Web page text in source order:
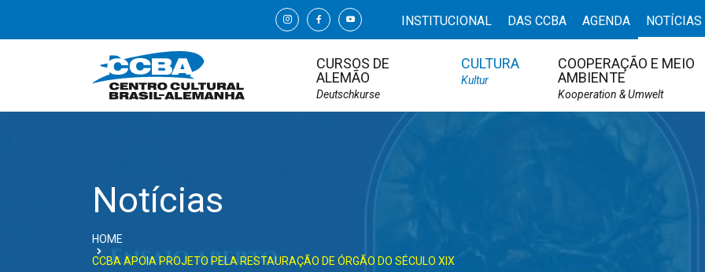
INSTITUCIONAL DAS CCBA AGENDA NOTÍCIAS
CURSOS DE
ALEMÃO
Deutschkurse
CULTURA
Kultur
COOPERAÇÃO E MEIO
AMBIENTE
Kooperation & Umwelt
Notícias
HOME
CCBA APOIA PROJETO PELA RESTAURAÇÃO DE ÓRGÃO DO SÉCULO XIX